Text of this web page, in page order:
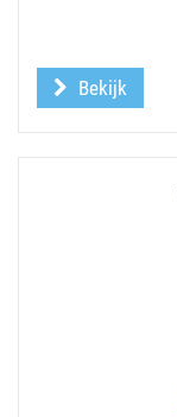
Bekijk